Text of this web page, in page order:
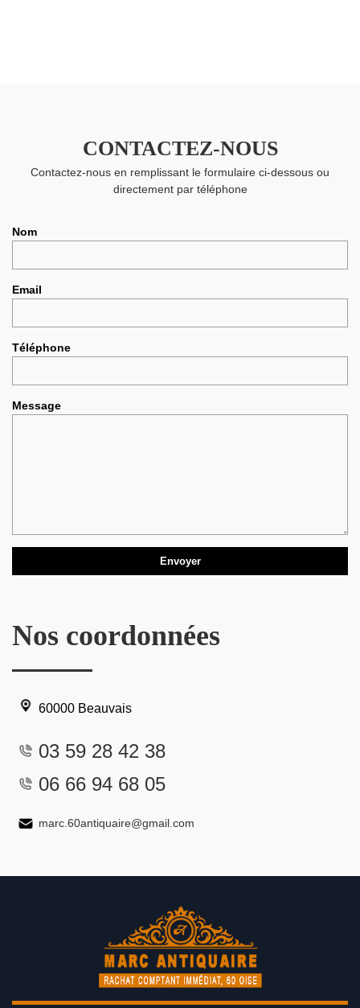
CONTACTEZ-NOUS
Contactez-nous en remplissant le formulaire ci-dessous ou
directement par téléphone
Nom
Email
Téléphone
Message
Nos coordonnées
60000 Beauvais
03 59 28 42 38
06 66 94 68 05
marc.60antiquaire@gmail.com